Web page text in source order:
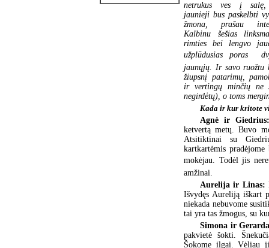
netrukus ves į
jaunieji bus paskelbti
žmona, prašau
Kalbinu šešias
rimties bei lengvo
užplūdusias poras 
jaunųjų. Ir savo ruožtu
žiupsnį patarimų,
ir vertingų minčių ne
negirdėtų), o toms
Kada ir kur kritote
Agnė ir
ketvertą metų. Buvo
Atsitiktinai su
kartkartėmis
mokėjau. Todėl jis
amžinai.
Aurelija ir Linas:
Išvydęs Aureliją iškart
niekada nebuvome
tai yra tas žmogus, su
Simona ir
pakvietė šokti.
Šokome ilgai. Vėliau